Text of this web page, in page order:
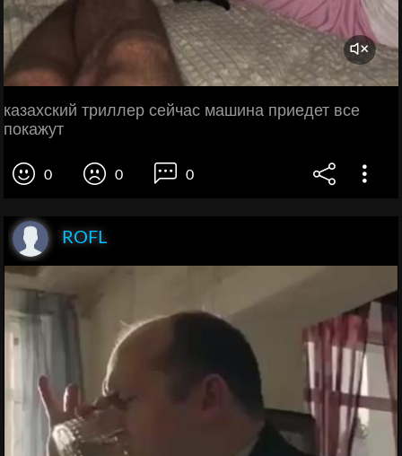
казахский триллер сейчас машина приедет все
покажут
0 0 0
ROFL